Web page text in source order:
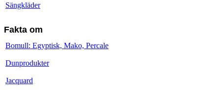
Sängkläder
Fakta om
Bomull: Egyptisk, Mako, Percale
Dunprodukter
Jacquard